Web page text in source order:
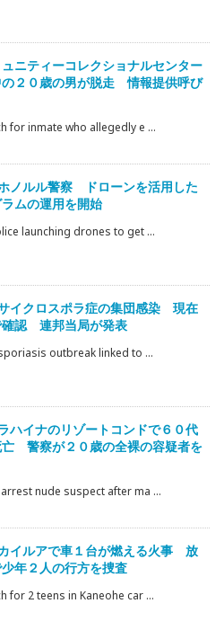
ニティーコレクショナルセンター
２０歳の男が脱走 情報提供呼び
for inmate who allegedly e ...
ノルル警察 ドローンを活用した
ムの運用を開始
launching drones to get ...
イクロスポラ症の集団感染 現在
確認 連邦当局が発表
outbreak linked to ...
ハイナのリゾートコンドで６０代
警察が２０歳の全裸の容疑者を
nude suspect after ma ...
イルアで車１台が燃える火事 放
年２人の行方を捜査
for 2 teens in Kaneohe car ...